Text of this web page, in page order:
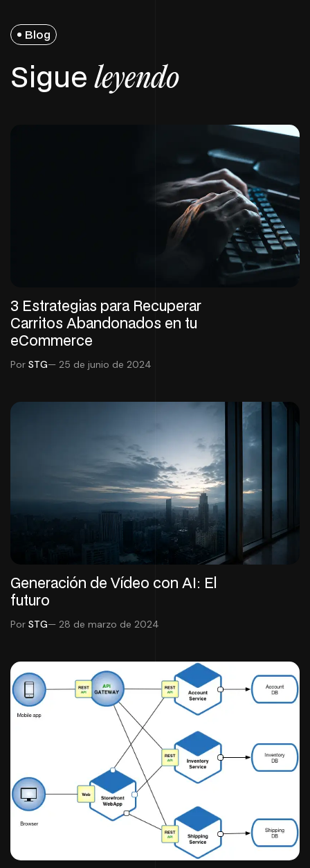
Blog
Sigue leyendo
3 Estrategias para Recuperar
Carritos Abandonados en tu
eCommerce
Por STG— 25 de junio de 2024
Generación de Vídeo con AI: El
futuro
Por STG— 28 de marzo de 2024